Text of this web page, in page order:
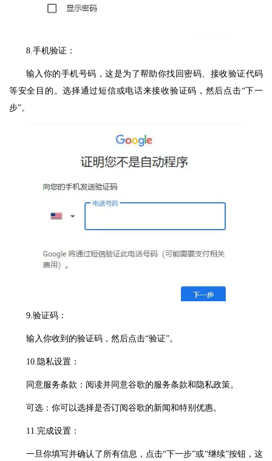
8.手机验证：
输入你的手机号码，这是为了帮助你找回密码、接收验证代码
等安全目的。选择通过短信或电话来接收验证码，然后点击“下一
步”。
9.验证码：
输入你收到的验证码，然后点击“验证”。
10.隐私设置：
同意服务条款：阅读并同意谷歌的服务条款和隐私政策。
可选：你可以选择是否订阅谷歌的新闻和特别优惠。
11.完成设置：
一旦你填写并确认了所有信息，点击“下一步”或“继续”按钮，这